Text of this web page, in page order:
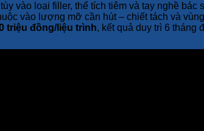
tùy vào loại filler, thể tích tiêm và tay nghề bác
vào lượng mỡ cần hút – chiết tách và
triệu đồng/liệu trình, kết quả duy trì 6 tháng